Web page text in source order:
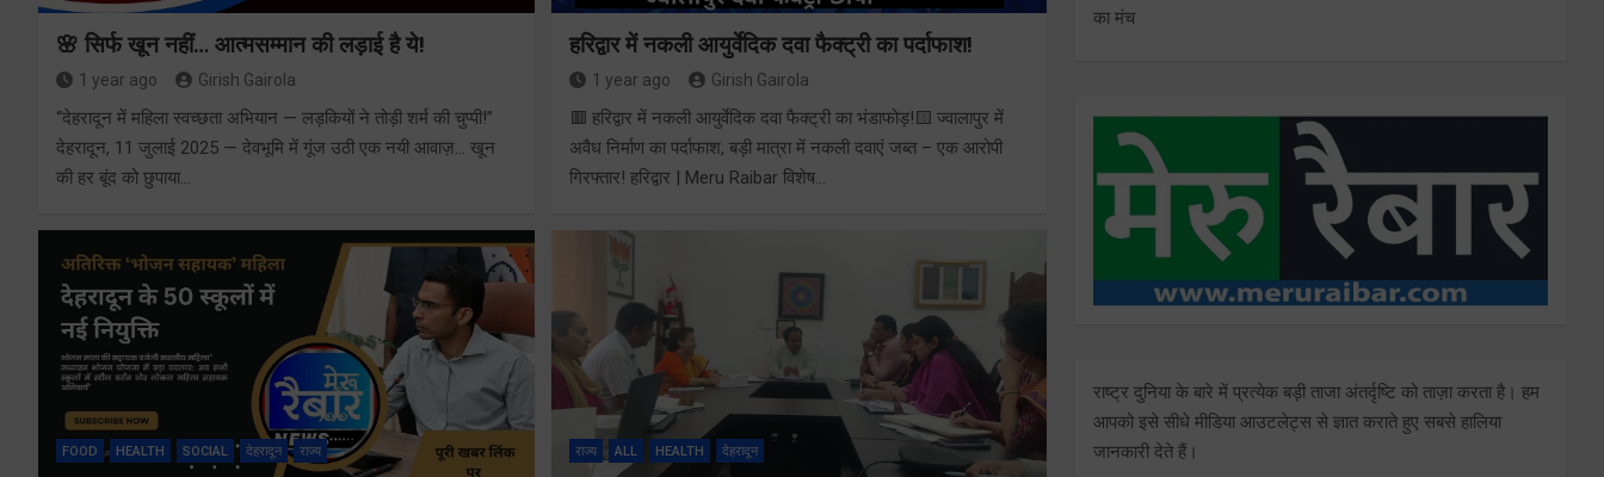
🌸 सिर्फ खून नहीं… आत्मसम्मान की लड़ाई है ये!
1 year ago Girish Gairola
“देहरादून में महिला स्वच्छता अभियान — लड़कियों ने तोड़ी शर्म की चुप्पी!”
देहरादून, 11 जुलाई 2025 — देवभूमि में गूंज उठी एक नयी आवाज़… खून
की हर बूंद को छुपाया…
हरिद्वार में नकली आयुर्वेदिक दवा फैक्ट्री का पर्दाफाश!
1 year ago Girish Gairola
🟥 हरिद्वार में नकली आयुर्वेदिक दवा फैक्ट्री का भंडाफोड़!🟨 ज्वालापुर में
अवैध निर्माण का पर्दाफाश, बड़ी मात्रा में नकली दवाएं जब्त – एक आरोपी
गिरफ्तार! हरिद्वार | Meru Raibar विशेष…
FOOD HEALTH SOCIAL देहरादून राज्य राज्य ALL HEALTH देहरादून
का मंच
राष्ट्र दुनिया के बारे में प्रत्येक बड़ी ताजा अंतर्दृष्टि को ताज़ा करता है। हम
आपको इसे सीधे मीडिया आउटलेट्स से ज्ञात कराते हुए सबसे हालिया
जानकारी देते हैं।